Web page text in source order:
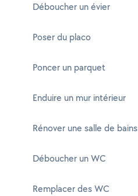
Déboucher un évier
Poser du placo
Poncer un parquet
Enduire un mur intérieur
Rénover une salle de bains
Déboucher un WC
Remplacer des WC